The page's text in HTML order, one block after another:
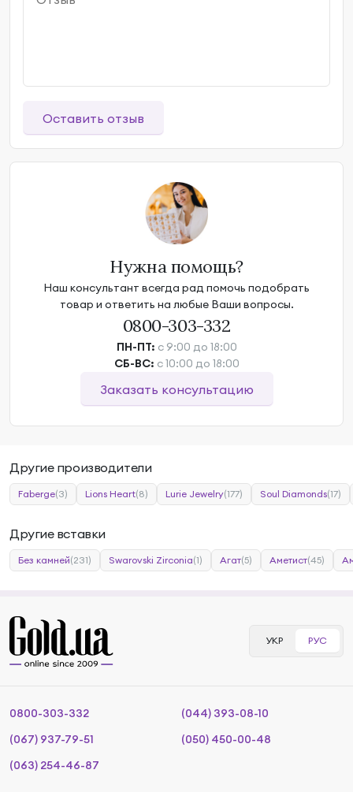
Оставить отзыв
Нужна помощь?
Наш консультант всегда рад помочь подобрать
товар и ответить на любые Ваши вопросы.
0800-303-332
ПН-ПТ: с 9:00 до 18:00
СБ-ВС: с 10:00 до 18:00
Заказать консультацию
Другие производители
Faberge(3) Lions Heart(8) Lurie Jewelry(177) Soul Diamonds(17)
Другие вставки
Без камней(231) Swarovski Zirconia(1) Агат(5) Аметист(45)
УКР РУС
0800-303-332
(044) 393-08-10
(067) 937-79-51
(050) 450-00-48
(063) 254-46-87